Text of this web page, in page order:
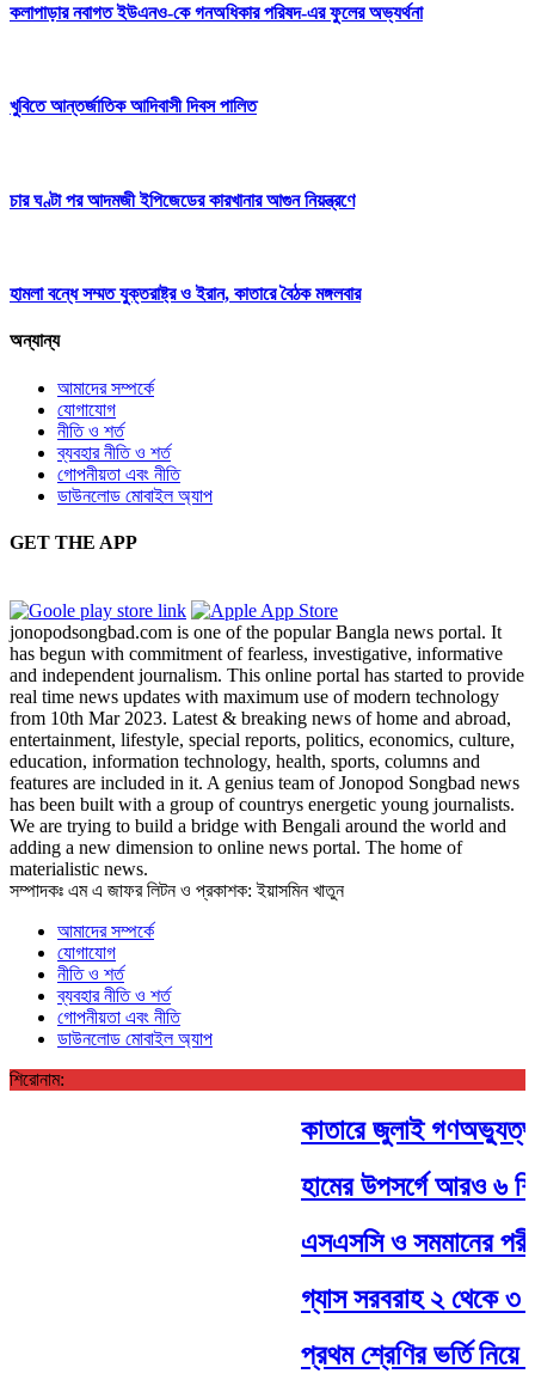
কলাপাড়ার নবাগত ইউএনও-কে গনঅধিকার পরিষদ-এর ফুলের অভ্যর্থনা
খুবিতে আন্তর্জাতিক আদিবাসী দিবস পালিত
চার ঘণ্টা পর আদমজী ইপিজেডের কারখানার আগুন নিয়ন্ত্রণে
হামলা বন্ধে সম্মত যুক্তরাষ্ট্র ও ইরান, কাতারে বৈঠক মঙ্গলবার
অন্যান্য
আমাদের সম্পর্কে
যোগাযোগ
নীতি ও শর্ত
ব্যবহার নীতি ও শর্ত
গোপনীয়তা এবং নীতি
ডাউনলোড মোবাইল অ্যাপ
GET THE APP
jonopodsongbad.com is one of the popular Bangla news portal. It
has begun with commitment of fearless, investigative, informative
and independent journalism. This online portal has started to provide
real time news updates with maximum use of modern technology
from 10th Mar 2023. Latest & breaking news of home and abroad,
entertainment, lifestyle, special reports, politics, economics, culture,
education, information technology, health, sports, columns and
features are included in it. A genius team of Jonopod Songbad news
has been built with a group of countrys energetic young journalists.
We are trying to build a bridge with Bengali around the world and
adding a new dimension to online news portal. The home of
materialistic news.
সম্পাদকঃ এম এ জাফর লিটন ও প্রকাশক: ইয়াসমিন খাতুন
আমাদের সম্পর্কে
যোগাযোগ
নীতি ও শর্ত
ব্যবহার নীতি ও শর্ত
গোপনীয়তা এবং নীতি
ডাউনলোড মোবাইল অ্যাপ
শিরোনাম:
কাতারে জুলাই
হামের উপসর্গে আরও ৬
এসএসসি ও সমমানের
গ্যাস সরবরাহ ২ থেকে ৩
প্রথম শ্রেণির ভর্তি নিয়ে